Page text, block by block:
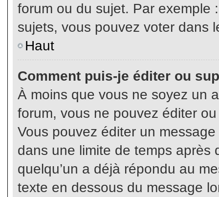
forum ou du sujet. Par exemple
sujets, vous pouvez voter dans
Haut
Comment puis-je éditer ou
À moins que vous ne soyez un
forum, vous ne pouvez éditer
Vous pouvez éditer un
dans une limite de temps après
quelqu’un a déjà répondu au
texte en dessous du message